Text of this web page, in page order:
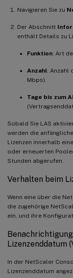
Navigieren Sie zu
Der Abschnitt
enthält Details zu
Funktion: Art
Anzahl: Anzahl
Mbps).
Tage bis zum
Sobald Sie LAS
werden die
Lizenzen innerhalb
oder erneuerten
Stunden abgerufen.
Verhalten beim
Wenn eine über die
die zugehörige
ein, und ihre
Lizenzenddatum
In der NetScaler
Lizenzenddatum